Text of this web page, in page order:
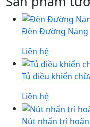
Đèn Đường Năng
Liên hệ
Tủ điều khiển
Liên hệ
Nút nhấn trì hoãn